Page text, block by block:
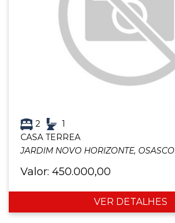
2
1
CASA TERREA
JARDIM NOVO HORIZONTE, OSASCO
Valor: 450.000,00
VER DETALHES